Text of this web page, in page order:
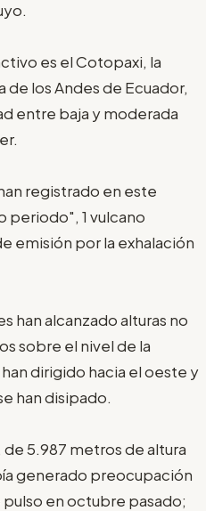
es el Cotopaxi, la
de los Andes de Ecuador,
entre baja y moderada
registrado en este
periodo", 1 vulcano
emisión por la exhalación
han alcanzado alturas no
sobre el nivel de la
dirigido hacia el oeste y
han disipado.
5.987 metros de altura
generado preocupación
en octubre pasado;